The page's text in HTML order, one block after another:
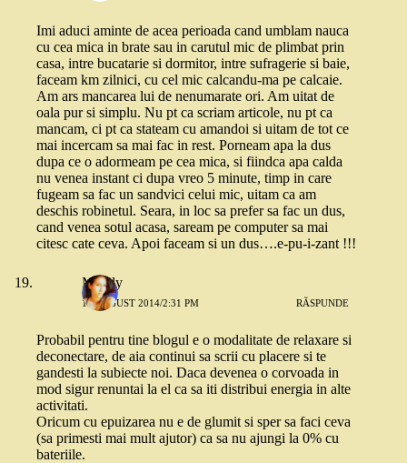
Imi aduci aminte de acea perioada cand umblam nauca
cu cea mica in brate sau in carutul mic de plimbat prin
casa, intre bucatarie si dormitor, intre sufragerie si baie,
faceam km zilnici, cu cel mic calcandu-ma pe calcaie.
Am ars mancarea lui de nenumarate ori. Am uitat de
oala pur si simplu. Nu pt ca scriam articole, nu pt ca
mancam, ci pt ca stateam cu amandoi si uitam de tot ce
mai incercam sa mai fac in rest. Porneam apa la dus
dupa ce o adormeam pe cea mica, si fiindca apa calda
nu venea instant ci dupa vreo 5 minute, timp in care
fugeam sa fac un sandvici celui mic, uitam ca am
deschis robinetul. Seara, in loc sa prefer sa fac un dus,
cand venea sotul acasa, saream pe computer sa mai
citesc cate ceva. Apoi faceam si un dus….e-pu-i-zant !!!
Maddy
19 AUGUST 2014/2:31 PM RĂSPUNDE
Probabil pentru tine blogul e o modalitate de relaxare si
deconectare, de aia continui sa scrii cu placere si te
gandesti la subiecte noi. Daca devenea o corvoada in
mod sigur renuntai la el ca sa iti distribui energia in alte
activitati.
Oricum cu epuizarea nu e de glumit si sper sa faci ceva
(sa primesti mai mult ajutor) ca sa nu ajungi la 0% cu
bateriile.